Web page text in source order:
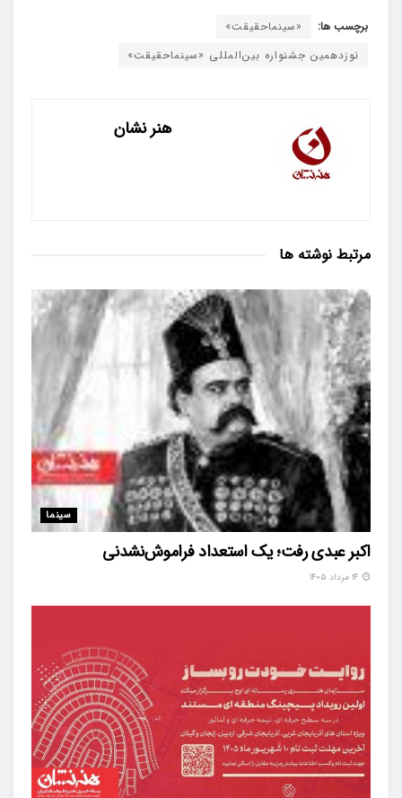
برچسب ها:
«سینماحقیقت»
نوزدهمین جشنواره بین‌المللی «سینماحقیقت»
هنر نشان
مرتبط نوشته ها
سینما
اکبر عبدی رفت؛ یک استعداد فراموش‌نشدنی